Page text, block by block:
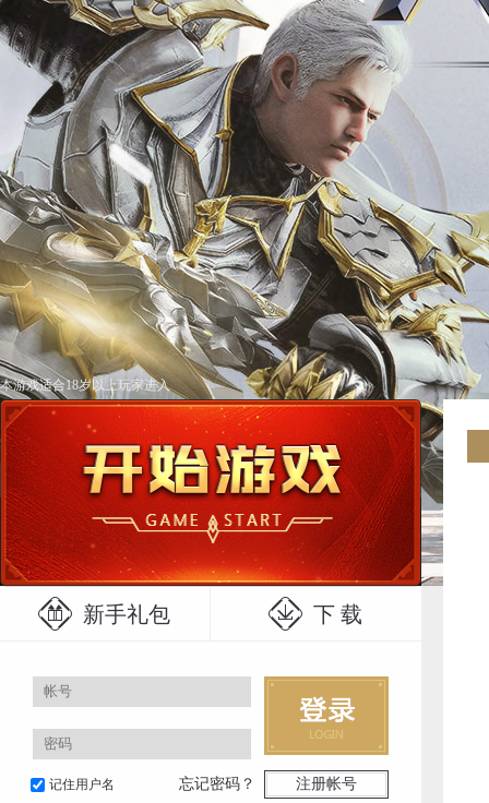
本游戏适合18岁以上玩家进入
新手礼包 下 载
记住用户名 忘记密码？ 注册帐号